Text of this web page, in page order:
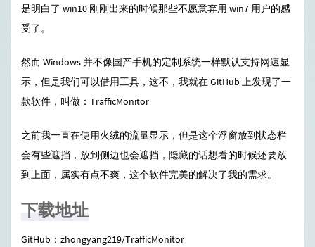
是明白了 win10 刚刚出来的时候那些不愿意弃用 win7 用户的感
受了。
然而 Windows 并不像国产手机的定制系统一样默认支持网速显
示，但是我们可以借用工具，这不，我就在 GitHub 上发现了一
款软件，叫做：TrafficMonitor
之前我一直在使用火绒的流量显示，但是这个浮窗放到状态栏
会有些遮挡，放到侧边也会遮挡，隐藏的话想看的时候还要放
到上面，属实有点不爽，这个软件完美的解决了我的需求。
下载地址
GitHub： zhongyang219/TrafficMonitor